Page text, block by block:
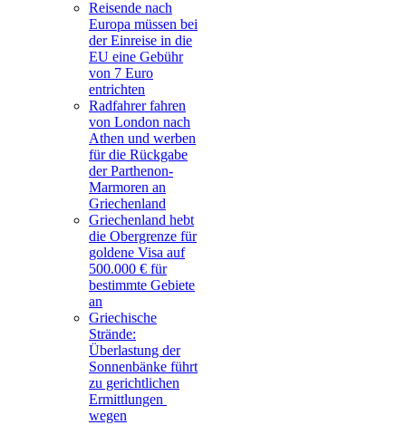
Reisende nach
Europa müssen bei
der Einreise in die
EU eine Gebühr
von 7 Euro
entrichten
Radfahrer fahren
von London nach
Athen und werben
für die Rückgabe
der Parthenon-
Marmoren an
Griechenland
Griechenland hebt
die Obergrenze für
goldene Visa auf
500.000 € für
bestimmte Gebiete
an
Griechische
Strände:
Überlastung der
Sonnenbänke führt
zu gerichtlichen
Ermittlungen
wegen